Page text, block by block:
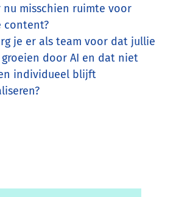
nu misschien ruimte voor
content?
je er als team voor dat jullie
groeien door AI en dat niet
individueel blijft